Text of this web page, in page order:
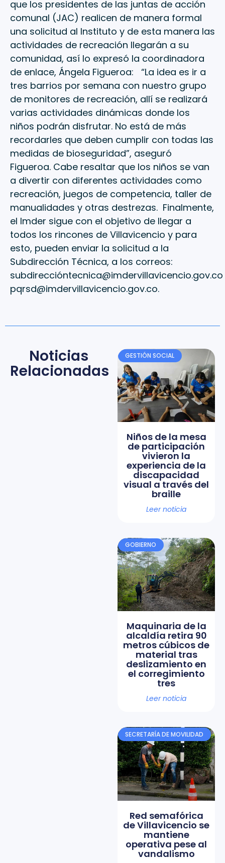
que los presidentes de las juntas de acción
comunal (JAC) realicen de manera formal
una solicitud al Instituto y de esta manera las
actividades de recreación llegarán a su
comunidad, así lo expresó la coordinadora
de enlace, Ángela Figueroa: “La idea es ir a
tres barrios por semana con nuestro grupo
de monitores de recreación, allí se realizará
varias actividades dinámicas donde los
niños podrán disfrutar. No está de más
recordarles que deben cumplir con todas las
medidas de bioseguridad”, aseguró
Figueroa. Cabe resaltar que los niños se van
a divertir con diferentes actividades como
recreación, juegos de competencia, taller de
manualidades y otras destrezas. Finalmente,
el Imder sigue con el objetivo de llegar a
todos los rincones de Villavicencio y para
esto, pueden enviar la solicitud a la
Subdirección Técnica, a los correos:
subdireccióntecnica@imdervillavicencio.gov.co
pqrsd@imdervillavicencio.gov.co.
Noticias
Relacionadas
GESTIÓN SOCIAL
Niños de la mesa
de participación
vivieron la
experiencia de la
discapacidad
visual a través del
braille
Leer noticia
GOBIERNO
Maquinaria de la
alcaldía retira 90
metros cúbicos de
material tras
deslizamiento en
el corregimiento
tres
Leer noticia
SECRETARÍA DE MOVILIDAD
Red semafórica
de Villavicencio se
mantiene
operativa pese al
vandalismo